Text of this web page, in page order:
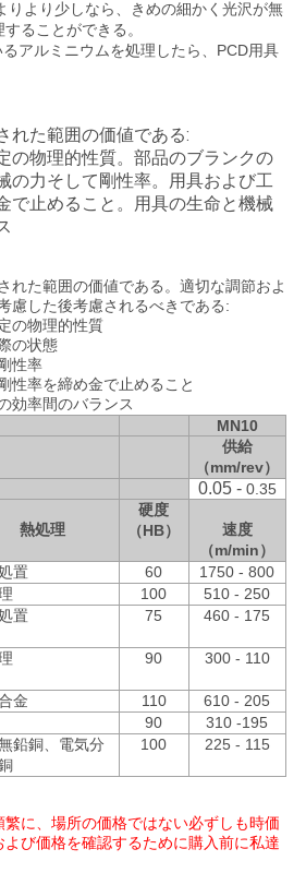
りより少しなら、きめの細かく光沢が無
ることができる。
アルミニウムを処理したら、PCD用具
れた範囲の価値である:
の物理的性質。部品のブランクの
の力そして剛性率。用具および工
で止めること。用具の生命と機械
れた範囲の価値である。適切な調節およ
慮した後考慮されるべきである:
の物理的性質
の状態
性率
性率を締め金で止めること
効率間のバランス
MN10
供給
（mm/rev）
0.05 - 0.35
熱処理
硬度
（HB）
速度
（m/min）
置 60
1750 - 800
100
510 - 250
置 75 460 - 175
90 300 - 110
金 110
610 - 205
90
310 -195
鉛銅、電気分
100 225 - 115
に、場所の価格ではない必ずしも時価
び価格を確認するために購入前に私達